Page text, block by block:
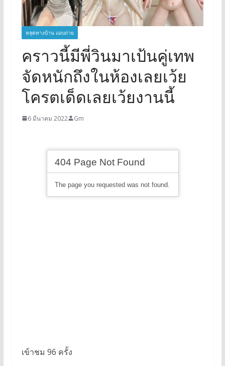
หลุดทางบ้าน แอบถ่าย
คราวนี้มีพี่วินมาเป้นคู่เทพ
จัดหนักถึงในห้องเลยเว้ย
โครตเด็ดเลยเว้ยงานนี้
6 มีนาคม 2022 Gm
เข้าชม 96 ครั้ง